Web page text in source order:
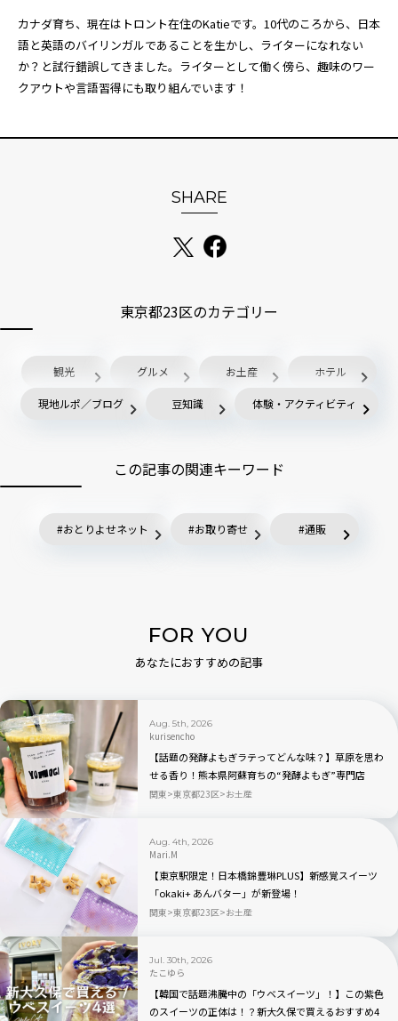
カナダ育ち、現在はトロント在住のKatieです。10代のころから、日本
語と英語のバイリンガルであることを生かし、ライターになれない
か？と試行錯誤してきました。ライターとして働く傍ら、趣味のワー
クアウトや言語習得にも取り組んでいます！
SHARE
東京都23区のカテゴリー
観光 グルメ お土産 ホテル
現地ルポ／ブログ 豆知識 体験・アクティビティ
この記事の関連キーワード
おとりよせネット お取り寄せ 通販
FOR YOU
あなたにおすすめの記事
Aug. 5th, 2026
kurisencho
【話題の発酵よもぎラテってどんな味？】草原を思わ
せる香り！熊本県阿蘇育ちの“発酵よもぎ”専門店
「BETWEEN by THE YOMOGI STAND」渋谷にオープ
関東 東京都23区 お土産
Aug. 4th, 2026
Mari.M
【東京駅限定！日本橋錦豊琳PLUS】新感覚スイーツ
「okaki+ あんバター」が新登場！
関東 東京都23区 お土産
Jul. 30th, 2026
たこゆら
【韓国で話題沸騰中の「ウベスイーツ」！】この紫色
のスイーツの正体は！？新大久保で買えるおすすめ4